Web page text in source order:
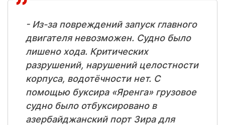
- Из-за повреждений запуск главного
двигателя невозможен. Судно было
лишено хода. Критических
разрушений, нарушений целостности
корпуса, водотёчности нет. С
помощью буксира «Яренга» грузовое
судно было отбуксировано в
азербайджанский порт Зира для